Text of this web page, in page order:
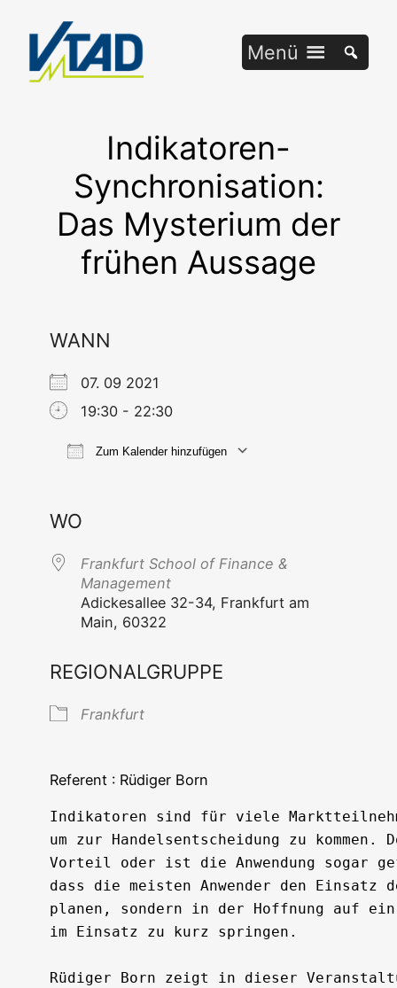
springen
Menü
Indikatoren-
Synchronisation:
Das Mysterium der
frühen Aussage
WANN
07. 09 2021
19:30 - 22:30
Zum Kalender hinzufügen
WO
Frank­furt School of Finan­ce &
Management
Adi­ckes­al­lee 32-34, Frank­furt am
Main, 60322
REGIONALGRUPPE
Frank­furt
Refe­rent : Rüdi­ger Born
Indikatoren sind für viele
um zur Handelsentscheidung zu
Vorteil oder ist die Anwendung sogar
dass die meisten Anwender den
planen, sondern in der Hoffnung auf
im Einsatz zu kurz springen.
Rüdiger Born zeigt in dieser